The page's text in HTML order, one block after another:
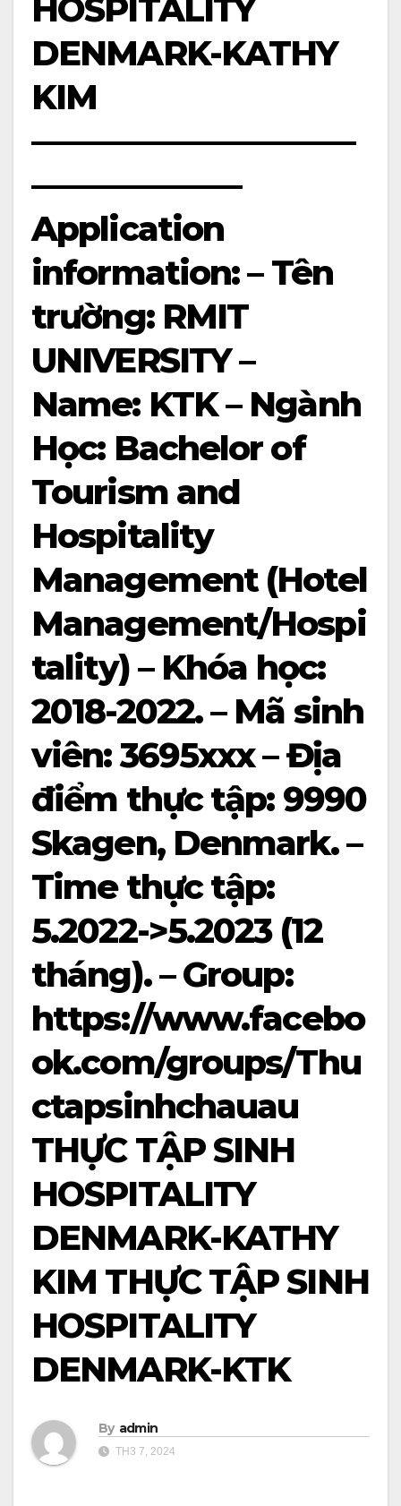
HOSPITALITY
DENMARK-KATHY
KIM
——————————
——————–
Application
information: – Tên
trường: RMIT
UNIVERSITY –
Name: KTK – Ngành
Học: Bachelor of
Tourism and
Hospitality
Management (Hotel
Management/Hospi
tality) – Khóa học:
2018-2022. – Mã sinh
viên: 3695xxx – Địa
điểm thực tập: 9990
Skagen, Denmark. –
Time thực tập:
5.2022->5.2023 (12
tháng). – Group:
https://www.facebo
ok.com/groups/Thu
ctapsinhchauau
THỰC TẬP SINH
HOSPITALITY
DENMARK-KATHY
KIM THỰC TẬP SINH
HOSPITALITY
DENMARK-KTK
By admin
TH3 7, 2024